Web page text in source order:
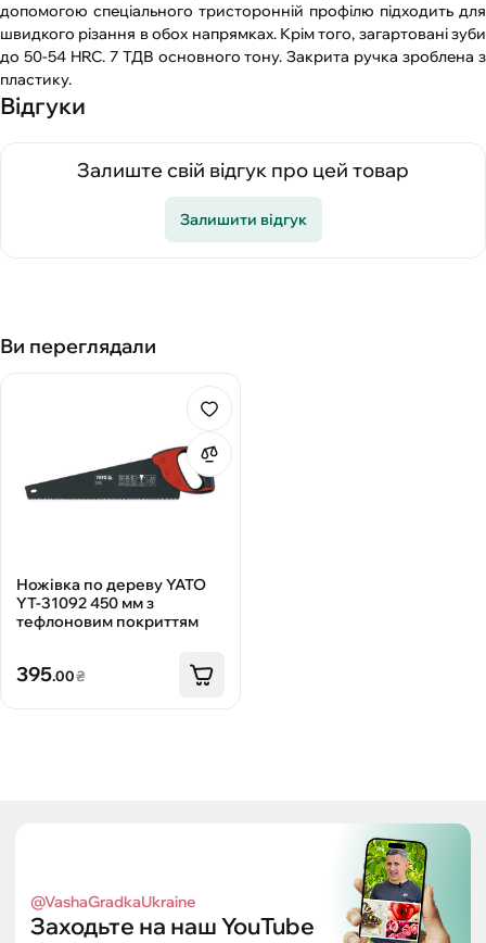
допомогою спеціального тристоронній профілю підходить для
швидкого різання в обох напрямках. Крім того, загартовані зуби
до 50-54 HRC. 7 ТДВ основного тону. Закрита ручка зроблена з
пластику.
Відгуки
Залиште свій відгук про цей товар
Залишити відгук
Ви переглядали
Ножівка по дереву YATO
YT-31092 450 мм з
тефлоновим покриттям
395.00₴
@VashaGradkaUkraine
Заходьте на наш YouTube